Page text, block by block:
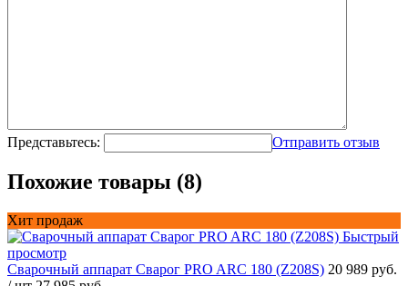
Представьтесь: Отправить отзыв
Похожие товары (8)
Хит продаж
Быстрый
просмотр
Сварочный аппарат Сварог PRO ARC 180 (Z208S) 20 989 руб.